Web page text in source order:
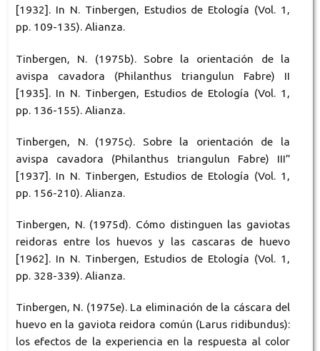
[1932]. In N. Tinbergen, Estudios de Etología (Vol. 1,
pp. 109-135). Alianza.
Tinbergen, N. (1975b). Sobre la orientación de la
avispa cavadora (Philanthus triangulun Fabre) II
[1935]. In N. Tinbergen, Estudios de Etología (Vol. 1,
pp. 136-155). Alianza.
Tinbergen, N. (1975c). Sobre la orientación de la
avispa cavadora (Philanthus triangulun Fabre) III”
[1937]. In N. Tinbergen, Estudios de Etología (Vol. 1,
pp. 156-210). Alianza.
Tinbergen, N. (1975d). Cómo distinguen las gaviotas
reidoras entre los huevos y las cascaras de huevo
[1962]. In N. Tinbergen, Estudios de Etología (Vol. 1,
pp. 328-339). Alianza.
Tinbergen, N. (1975e). La eliminación de la cáscara del
huevo en la gaviota reidora común (Larus ridibundus):
los efectos de la experiencia en la respuesta al color